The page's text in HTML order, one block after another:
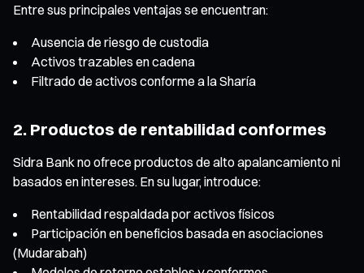
Entre sus principales ventajas se encuentran:
Ausencia de riesgo de custodia
Activos trazables en cadena
Filtrado de activos conforme a la Sharía
2. Productos de rentabilidad conformes
Sidra Bank no ofrece productos de alto apalancamiento ni
basados en intereses. En su lugar, introduce:
Rentabilidad respaldada por activos físicos
Participación en beneficios basada en asociaciones
(Mudarabah)